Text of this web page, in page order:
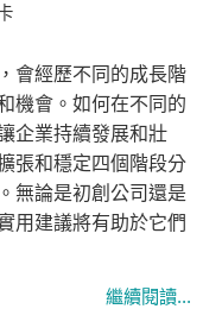
會經歷不同的成長階
機會。如何在不同的
企業持續發展和壯
張和穩定四個階段分
無論是初創公司還是
用建議將有助於它們